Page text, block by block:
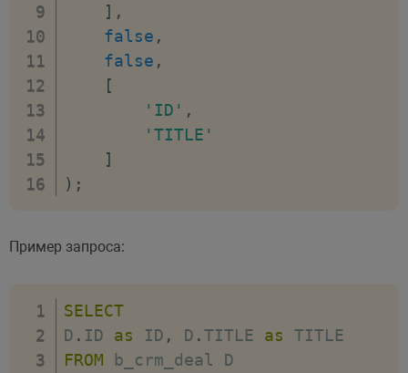
] ,
false ,
false ,
[
'ID' ,
'TITLE'
]
) ;
Пример запроса:
SELECT
D . ID as ID , D .TITLE as
FROM